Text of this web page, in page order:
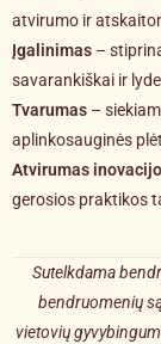
atvirumo ir
Įgalinimas –
savarankiškai ir
Tvarumas –
aplinkosauginės
Atvirumas
gerosios praktikos
Sutelkdama
bendruomenių
vietovių